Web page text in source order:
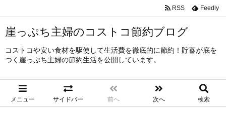
崖っぷち主婦のコストコ節約ブログ
コストコや安い食材を駆使して生活費を徹底的に節約！貯蓄が底を
つく崖っぷち主婦の節約生活を公開しています。
メニュー サイドバー 前へ 次へ 検索
RSS Feedly